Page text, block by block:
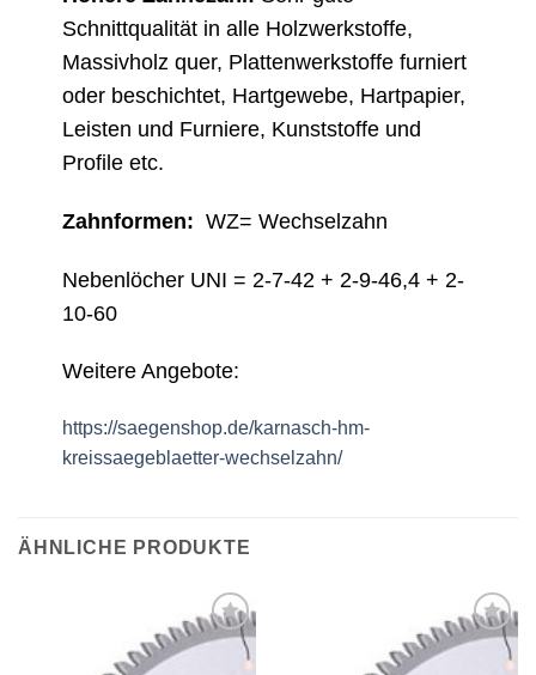
Schnittqualität in alle Holzwerkstoffe,
Massivholz quer, Plattenwerkstoffe furniert
oder beschichtet, Hartgewebe, Hartpapier,
Leisten und Furniere, Kunststoffe und
Profile etc.
Zahnformen: WZ= Wechselzahn
Nebenlöcher UNI = 2-7-42 + 2-9-46,4 + 2-
10-60
Weitere Angebote:
https://saegenshop.de/karnasch-hm-
kreissaegeblaetter-wechselzahn/
ÄHNLICHE PRODUKTE